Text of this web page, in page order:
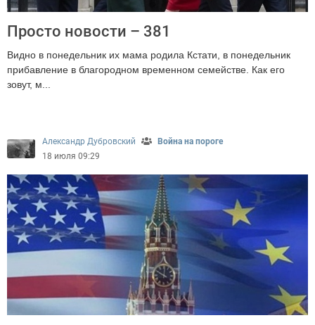
Просто новости – 381
Видно в понедельник их мама родила Кстати, в понедельник
прибавление в благородном временном семействе. Как его
зовут, м...
Александр Дубровский
Война на пороге
18 июля 09:29